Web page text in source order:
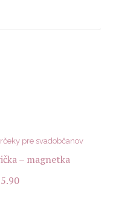
pre svadobčanov
– magnetka